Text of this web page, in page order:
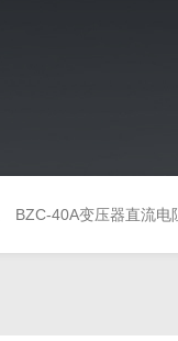
BZC-40A变压器直流电